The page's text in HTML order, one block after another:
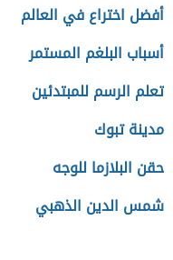
أفضل اختراع في العالم
أسباب البلغم المستمر
تعلم الرسم للمبتدئين
مدينة تبوك
حقن البلازما للوجه
شمس الدين الذهبي